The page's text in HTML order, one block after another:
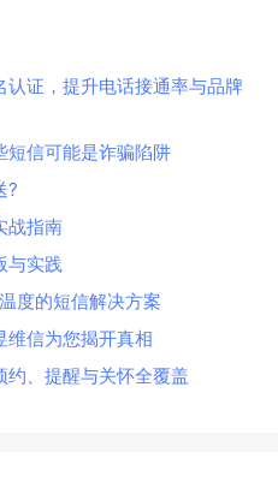
证，提升电话接通率与品牌
短信可能是诈骗陷阱
?
战指南
与实践
度的短信解决方案
维信为您揭开真相
约、提醒与关怀全覆盖